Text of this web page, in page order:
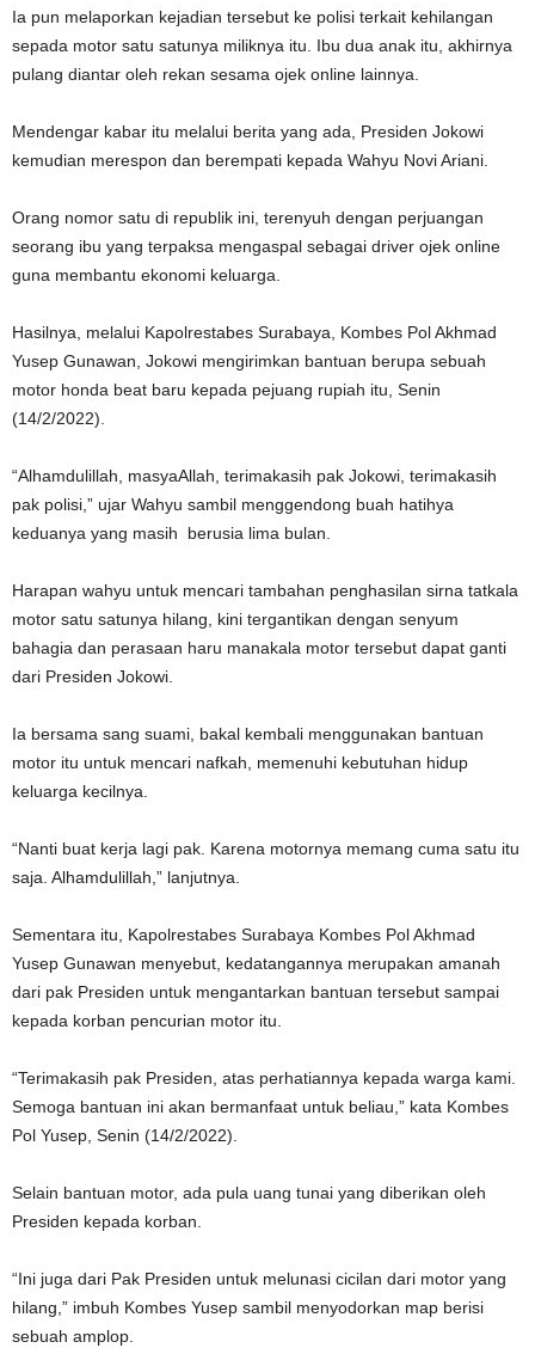
Ia pun melaporkan kejadian tersebut ke polisi terkait kehilangan
sepada motor satu satunya miliknya itu. Ibu dua anak itu, akhirnya
pulang diantar oleh rekan sesama ojek online lainnya.
Mendengar kabar itu melalui berita yang ada, Presiden Jokowi
kemudian merespon dan berempati kepada Wahyu Novi Ariani.
Orang nomor satu di republik ini, terenyuh dengan perjuangan
seorang ibu yang terpaksa mengaspal sebagai driver ojek online
guna membantu ekonomi keluarga.
Hasilnya, melalui Kapolrestabes Surabaya, Kombes Pol Akhmad
Yusep Gunawan, Jokowi mengirimkan bantuan berupa sebuah
motor honda beat baru kepada pejuang rupiah itu, Senin
(14/2/2022).
“Alhamdulillah, masyaAllah, terimakasih pak Jokowi, terimakasih
pak polisi,” ujar Wahyu sambil menggendong buah hatihya
keduanya yang masih berusia lima bulan.
Harapan wahyu untuk mencari tambahan penghasilan sirna tatkala
motor satu satunya hilang, kini tergantikan dengan senyum
bahagia dan perasaan haru manakala motor tersebut dapat ganti
dari Presiden Jokowi.
Ia bersama sang suami, bakal kembali menggunakan bantuan
motor itu untuk mencari nafkah, memenuhi kebutuhan hidup
keluarga kecilnya.
“Nanti buat kerja lagi pak. Karena motornya memang cuma satu itu
saja. Alhamdulillah,” lanjutnya.
Sementara itu, Kapolrestabes Surabaya Kombes Pol Akhmad
Yusep Gunawan menyebut, kedatangannya merupakan amanah
dari pak Presiden untuk mengantarkan bantuan tersebut sampai
kepada korban pencurian motor itu.
“Terimakasih pak Presiden, atas perhatiannya kepada warga kami.
Semoga bantuan ini akan bermanfaat untuk beliau,” kata Kombes
Pol Yusep, Senin (14/2/2022).
Selain bantuan motor, ada pula uang tunai yang diberikan oleh
Presiden kepada korban.
“Ini juga dari Pak Presiden untuk melunasi cicilan dari motor yang
hilang,” imbuh Kombes Yusep sambil menyodorkan map berisi
sebuah amplop.